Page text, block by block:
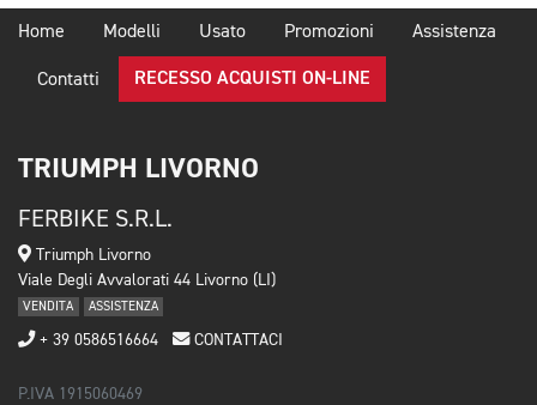
Home Modelli Usato Promozioni Assistenza
Contatti RECESSO ACQUISTI ON-LINE
TRIUMPH LIVORNO
FERBIKE S.R.L.
Triumph Livorno
Viale Degli Avvalorati 44 Livorno (LI)
VENDITA ASSISTENZA
+ 39 0586516664 CONTATTACI
P.IVA 1915060469